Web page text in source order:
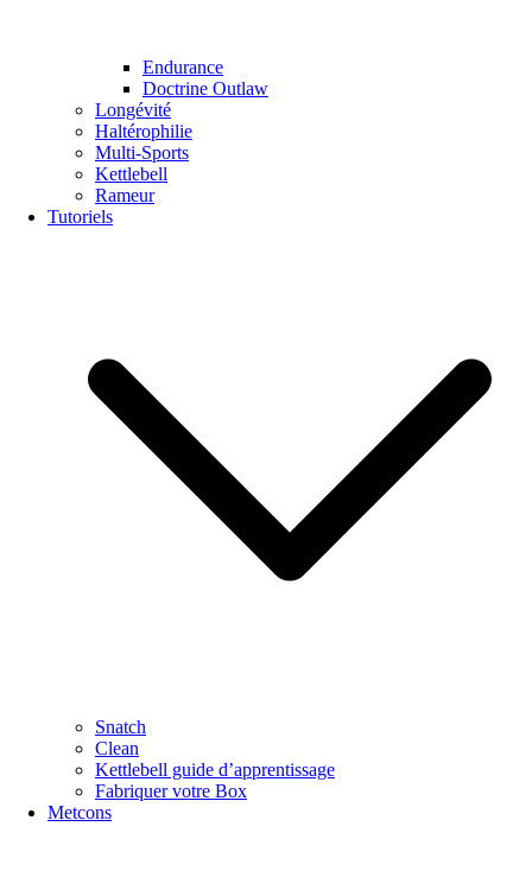
Endurance
Doctrine Outlaw
Longévité
Haltérophilie
Multi-Sports
Kettlebell
Rameur
Tutoriels
Snatch
Clean
Kettlebell guide d’apprentissage
Fabriquer votre Box
Metcons